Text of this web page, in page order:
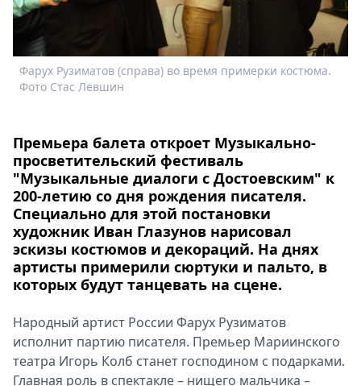
Спецпроекты
2026
Скачай
Фарух Рузиматов (справа) во время примерки костюма.
Фото Стас Левшин
Премьера балета откроет Музыкально-
просветительский фестиваль
"Музыкальные диалоги с Достоевским" к
200-летию со дня рождения писателя.
Специально для этой постановки
художник Иван Глазунов нарисовал
эскизы костюмов и декораций. На днях
артисты примерили сюртуки и пальто, в
которых будут танцевать на сцене.
Народный артист России Фарух Рузиматов
исполнит партию писателя. Премьер Мариинского
театра Игорь Колб станет господином с подарками.
Главная роль в спектакле – нищего мальчика –